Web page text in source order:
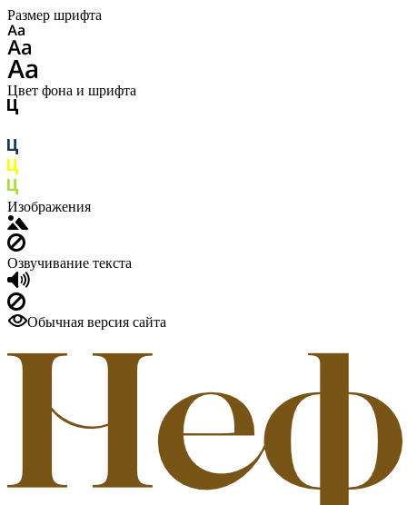
Размер шрифта
Цвет фона и шрифта
Изображения
Озвучивание текста
Обычная версия сайта